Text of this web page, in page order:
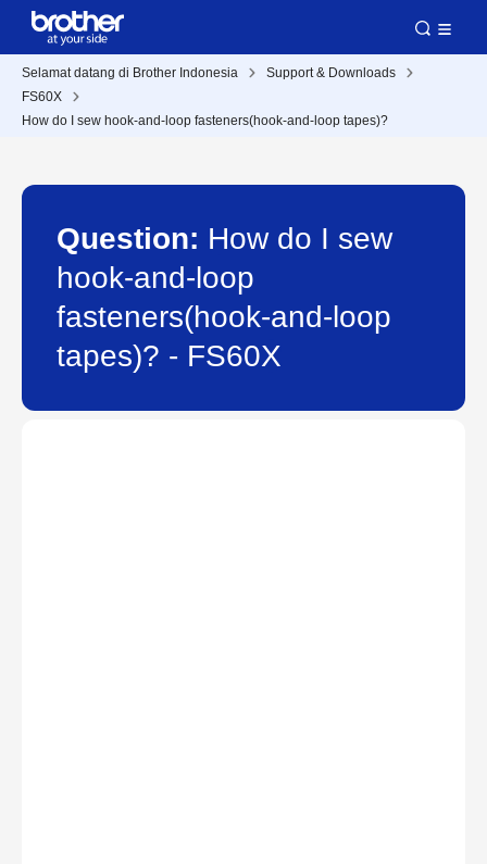
Selamat datang di Brother Indonesia
Support & Downloads
FS60X
How do I sew hook-and-loop fasteners(hook-and-loop tapes)?
Question: How do I sew
hook-and-loop
fasteners(hook-and-loop
tapes)? - FS60X